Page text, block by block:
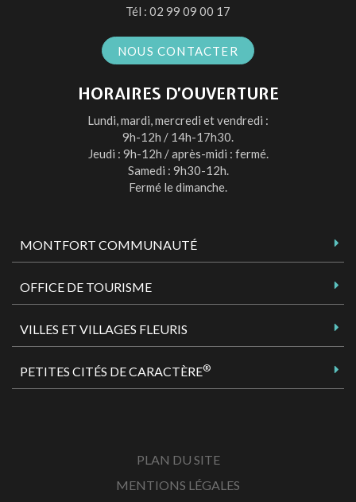
Tél : 02 99 09 00 17
NOUS CONTACTER
HORAIRES D’OUVERTURE
Lundi, mardi, mercredi et vendredi :
9h-12h / 14h-17h30.
Jeudi : 9h-12h / après-midi : fermé.
Samedi : 9h30-12h.
Fermé le dimanche.
MONTFORT COMMUNAUTÉ
OFFICE DE TOURISME
VILLES ET VILLAGES FLEURIS
PETITES CITÉS DE CARACTÈRE®
PLAN DU SITE
MENTIONS LÉGALES